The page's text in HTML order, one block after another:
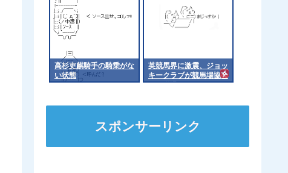
高杉吏麒騎手の騎乗がな
い状態
英競馬界に激震、ジョッ
キークラブが競馬場協会
から脱退
スポンサーリンク